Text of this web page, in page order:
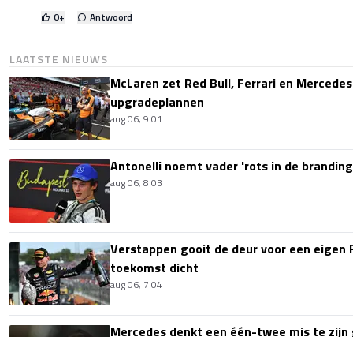
0+ Antwoord
LAATSTE NIEUWS
McLaren zet Red Bull, Ferrari en
upgradeplannen
aug 06, 9:01
Antonelli noemt vader 'rots in de
aug 06, 8:03
Verstappen gooit de deur voor een eigen
toekomst dicht
aug 06, 7:04
Mercedes denkt een één-twee mis te